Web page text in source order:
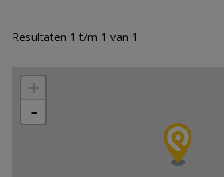
Resultaten 1 t/m 1 van 1
+
-